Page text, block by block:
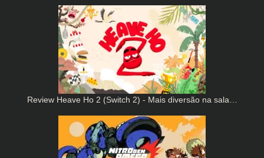
Review Heave Ho 2 (Switch 2) - Mais diversão na sala…